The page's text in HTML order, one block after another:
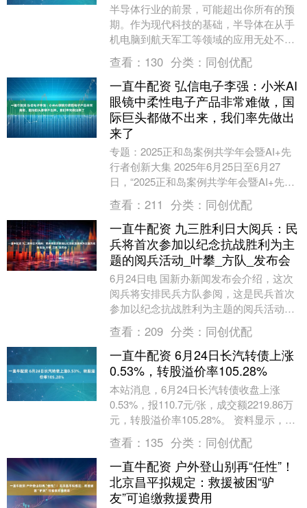
半导体行业的前景，可能超出你所有的预
期。作为现代科技的基础，半导体在从手
机电脑到航天军工等领域的应用无处不
在。 政策方面，今年的扶持力度不断增
强，国家大基金继续....
查看： 130 分类： 同创优配
一直牛配资 弘信电子李强：小米AI
眼镜中柔性电子产品非常难做，国
际巨头都做不出来，我们率先做出
来了
专题：2025正和岛案例共学年会暨AI+先
行者创新大集 2025年6月25日至6月27
日，“2025正和岛案例共学年会暨AI+先行
者创新大集”在安徽合肥举行，主....
查看： 211 分类： 同创优配
一直牛配资 九三胜利日大阅兵：民
兵将首次参加以纪念抗战胜利为主
题的阅兵活动_叶攀_方队_发布会
6月24日电 国新办新闻发布会介绍，这次
阅兵将安排民兵方队参阅，这是民兵首次
参加以纪念抗战胜利为主题的阅兵活动。
【编辑:叶攀】 发布于：北京市....
查看： 209 分类： 同创优配
一直牛配资 6月24日长汽转债上涨
0.53%，转股溢价率105.28%
本站消息，6月24日长汽转债收盘上涨
0.53%，报110.7元/张，成交额2219.86万
元，转股溢价率105.28%。 资料显示，长
汽转债信用级别为“AAA”....
查看： 135 分类： 同创优配
一直牛配资 户外登山别再“任性”！
北京昌平拟规定：救援被困“驴
友”可追缴救援费用